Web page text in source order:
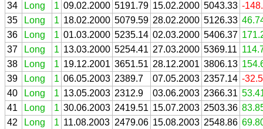
34
Long 1 09.02.2000 5191.79 15.02.2000 5043.33 -
35
Long 1 18.02.2000 5079.59 28.02.2000 5126.33
36
Long 1 01.03.2000 5235.14 02.03.2000 5406.37
37
Long 1 13.03.2000 5254.41 27.03.2000 5369.11
38
Long 1 19.12.2001 3651.51 28.12.2001 3806.13
39
Long 1 06.05.2003 2389.7 07.05.2003 2357.14 -
40
Long 1 13.05.2003 2312.9 03.06.2003 2366.31
41
Long 1 30.06.2003 2419.51 15.07.2003 2503.36
42
Long 1 11.08.2003 2479.06 15.08.2003 2548.86